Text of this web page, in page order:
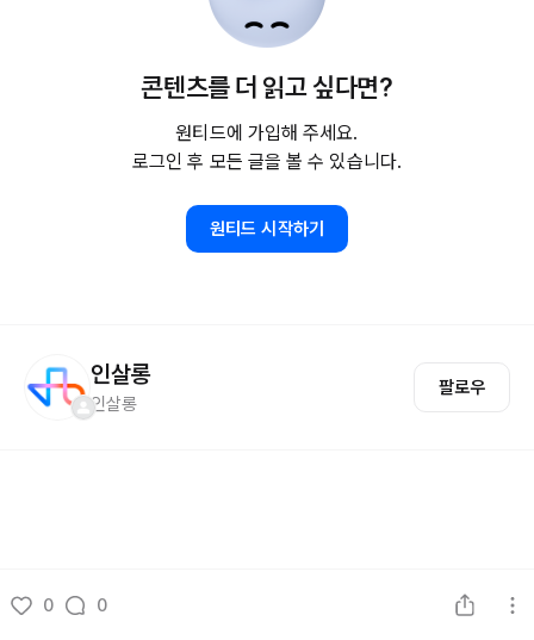
콘텐츠를 더 읽고 싶다면?
원티드에 가입해 주세요.
로그인 후 모든 글을 볼 수 있습니다.
원티드 시작하기
인살롱
인살롱
팔로우
0 0